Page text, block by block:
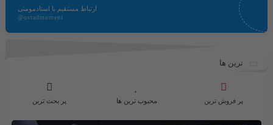
ارتباط مستقیم با استادمومنی
@ostadmomeni
ترین ها
پر فروش ترین محبوب ترین ها پر بحث ترین